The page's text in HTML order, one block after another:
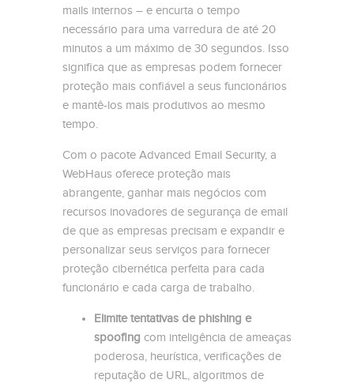
mails internos – e encurta o tempo
necessário para uma varredura de até 20
minutos a um máximo de 30 segundos. Isso
significa que as empresas podem fornecer
proteção mais confiável a seus funcionários
e mantê-los mais produtivos ao mesmo
tempo.
Com o pacote Advanced Email Security, a
WebHaus oferece proteção mais
abrangente, ganhar mais negócios com
recursos inovadores de segurança de email
de que as empresas precisam e expandir e
personalizar seus serviços para fornecer
proteção cibernética perfeita para cada
funcionário e cada carga de trabalho.
Elimite tentativas de phishing e
spoofing com inteligência de ameaças
poderosa, heurística, verificações de
reputação de URL, algoritmos de